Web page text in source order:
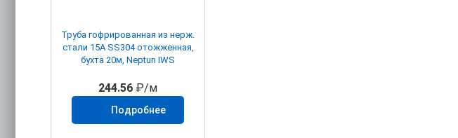
Труба гофрированная из нерж.
стали 15А SS304 отожженная,
бухта 20м, Neptun IWS
244.56 ₽/м
Подробнее